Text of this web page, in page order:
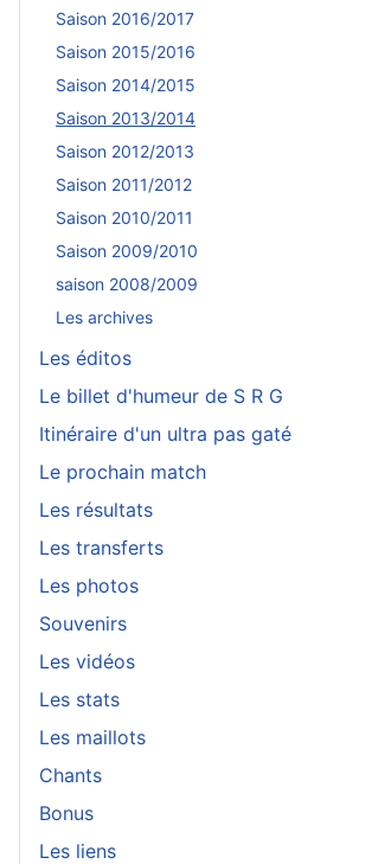
Saison 2016/2017
Saison 2015/2016
Saison 2014/2015
Saison 2013/2014
Saison 2012/2013
Saison 2011/2012
Saison 2010/2011
Saison 2009/2010
saison 2008/2009
Les archives
Les éditos
Le billet d'humeur de S R G
Itinéraire d'un ultra pas gaté
Le prochain match
Les résultats
Les transferts
Les photos
Souvenirs
Les vidéos
Les stats
Les maillots
Chants
Bonus
Les liens